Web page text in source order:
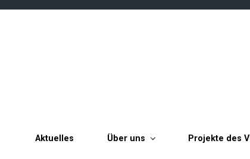
Zum Hauptinhalt springen
Aktuelles Über uns Projekte des